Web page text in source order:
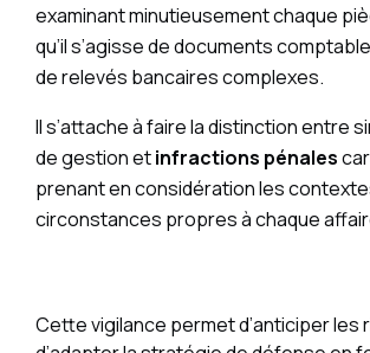
examinant minutieusement chaque
qu’il s’agisse de documents
de relevés bancaires complexes.
Il s’attache à faire la distinction entre
de gestion etinfractions pénales
prenant en considération les
circonstances propres à chaque
Cette vigilance permet d’anticiper les